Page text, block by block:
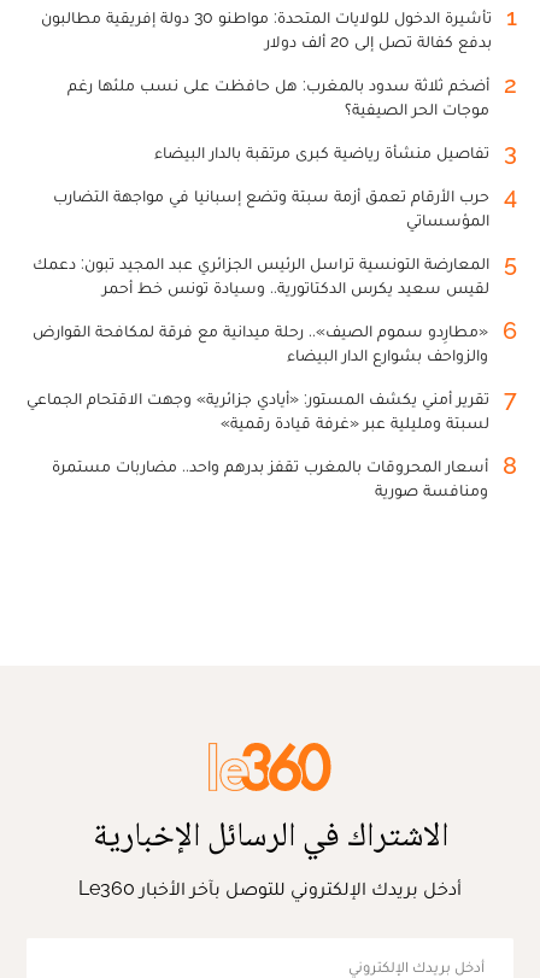
1
تأشيرة الدخول للولايات المتحدة: مواطنو 30 دولة إفريقية مطالبون
بدفع كفالة تصل إلى 20 ألف دولار
2
أضخم ثلاثة سدود بالمغرب: هل حافظت على نسب ملئها رغم
موجات الحر الصيفية؟
3 تفاصيل منشأة رياضية كبرى مرتقبة بالدار البيضاء
4
حرب الأرقام تعمق أزمة سبتة وتضع إسبانيا في مواجهة التضارب
المؤسساتي
5
المعارضة التونسية تراسل الرئيس الجزائري عبد المجيد تبون: دعمك
لقيس سعيد يكرس الدكتاتورية.. وسيادة تونس خط أحمر
6
«مطارِدو سموم الصيف».. رحلة ميدانية مع فرقة لمكافحة القوارض
والزواحف بشوارع الدار البيضاء
7
تقرير أمني يكشف المستور: «أيادي جزائرية» وجهت الاقتحام الجماعي
لسبتة ومليلية عبر «غرفة قيادة رقمية»
8
أسعار المحروقات بالمغرب تقفز بدرهم واحد.. مضاربات مستمرة
ومنافسة صورية
الاشتراك في الرسائل الإخبارية
أدخل بريدك الإلكتروني للتوصل بآخر الأخبار Le360